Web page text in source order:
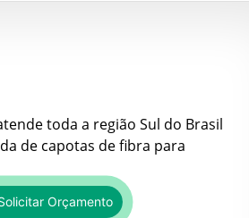
toda a região Sul do Brasil
de capotas de fibra para
Orçamento